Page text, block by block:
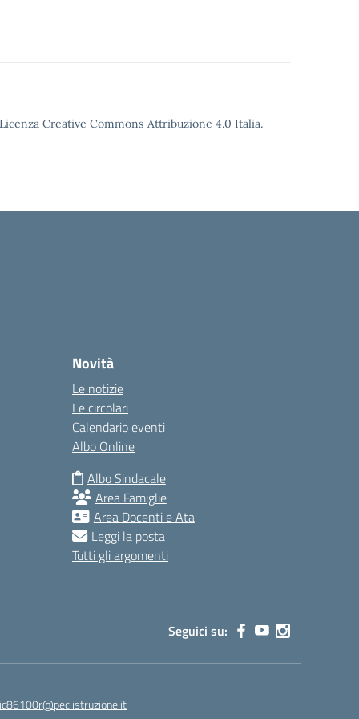
Creative Commons Attribuzione 4.0 Italia.
Novità
Le notizie
Le circolari
Calendario eventi
Albo Online
Albo Sindacale
Area Famiglie
Area Docenti e Ata
Leggi la posta
Tutti gli argomenti
Seguici su: